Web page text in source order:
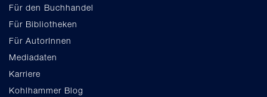
Für den Buchhandel
Für Bibliotheken
Für AutorInnen
Mediadaten
Karriere
Kohlhammer Blog